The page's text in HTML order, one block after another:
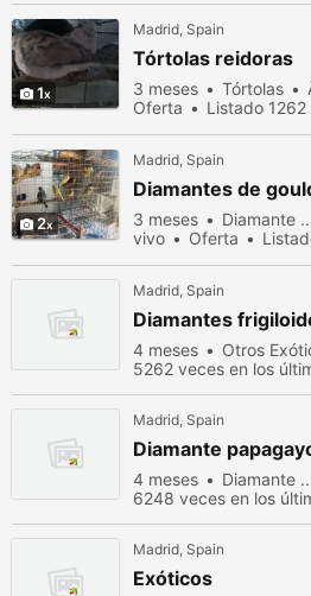
1
Madrid, Spain
Tórtolas reidoras
3 meses Tórtolas
Oferta
Listado
2
Madrid, Spain
Diamantes de
3 meses Diamante
vivo
Oferta
Madrid, Spain
Diamantes
4 meses Otros
5262 veces en los
Madrid, Spain
Diamante
4 meses Diamante
6248 veces en los
Madrid, Spain
Exóticos